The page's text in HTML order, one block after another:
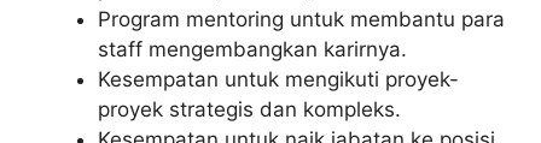
Program mentoring untuk membantu para
staff mengembangkan karirnya.
Kesempatan untuk mengikuti proyek-
proyek strategis dan kompleks.